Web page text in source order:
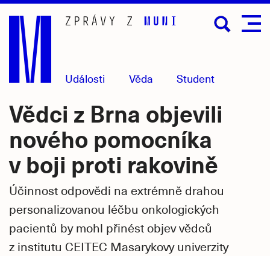
Přejít
hlavní
obsah
Události Věda Student
Vědci z Brna objevili
nového pomocníka
v boji proti rakovině
Účinnost odpovědi na extrémně drahou
personalizovanou léčbu onkologických
pacientů by mohl přinést objev vědců
z institutu CEITEC Masarykovy univerzity